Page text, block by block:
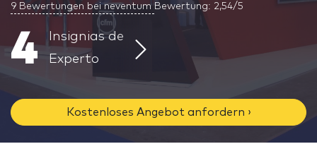
9 Bewertungen bei neventum Bewertung: 2,54/5
4
Insignias de
Experto
Kostenloses Angebot anfordern ›